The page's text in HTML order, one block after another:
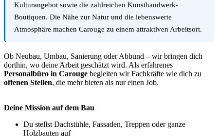
Kulturangebot sowie die zahlreichen Kunsthandwerk-
Boutiquen. Die Nähe zur Natur und die lebenswerte
Atmosphäre machen Carouge zu einem attraktiven Arbeitsort.
Ob Neubau, Umbau, Sanierung oder Abbund – wir bringen dich
dorthin, wo deine Arbeit geschätzt wird. Als erfahrenes
Personalbüro in Carouge begleiten wir Fachkräfte wie dich zu
offenen Stellen, die mehr bieten als nur einen Job.
Deine Mission auf dem Bau
Du stellst Dachstühle, Fassaden, Treppen oder ganze
Holzbauten auf